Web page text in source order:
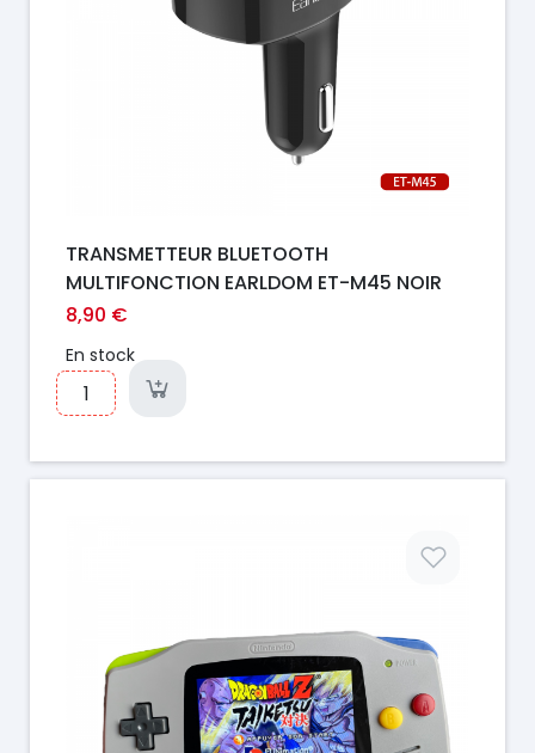
TRANSMETTEUR BLUETOOTH
MULTIFONCTION EARLDOM ET-M45 NOIR
8,90 €
En stock